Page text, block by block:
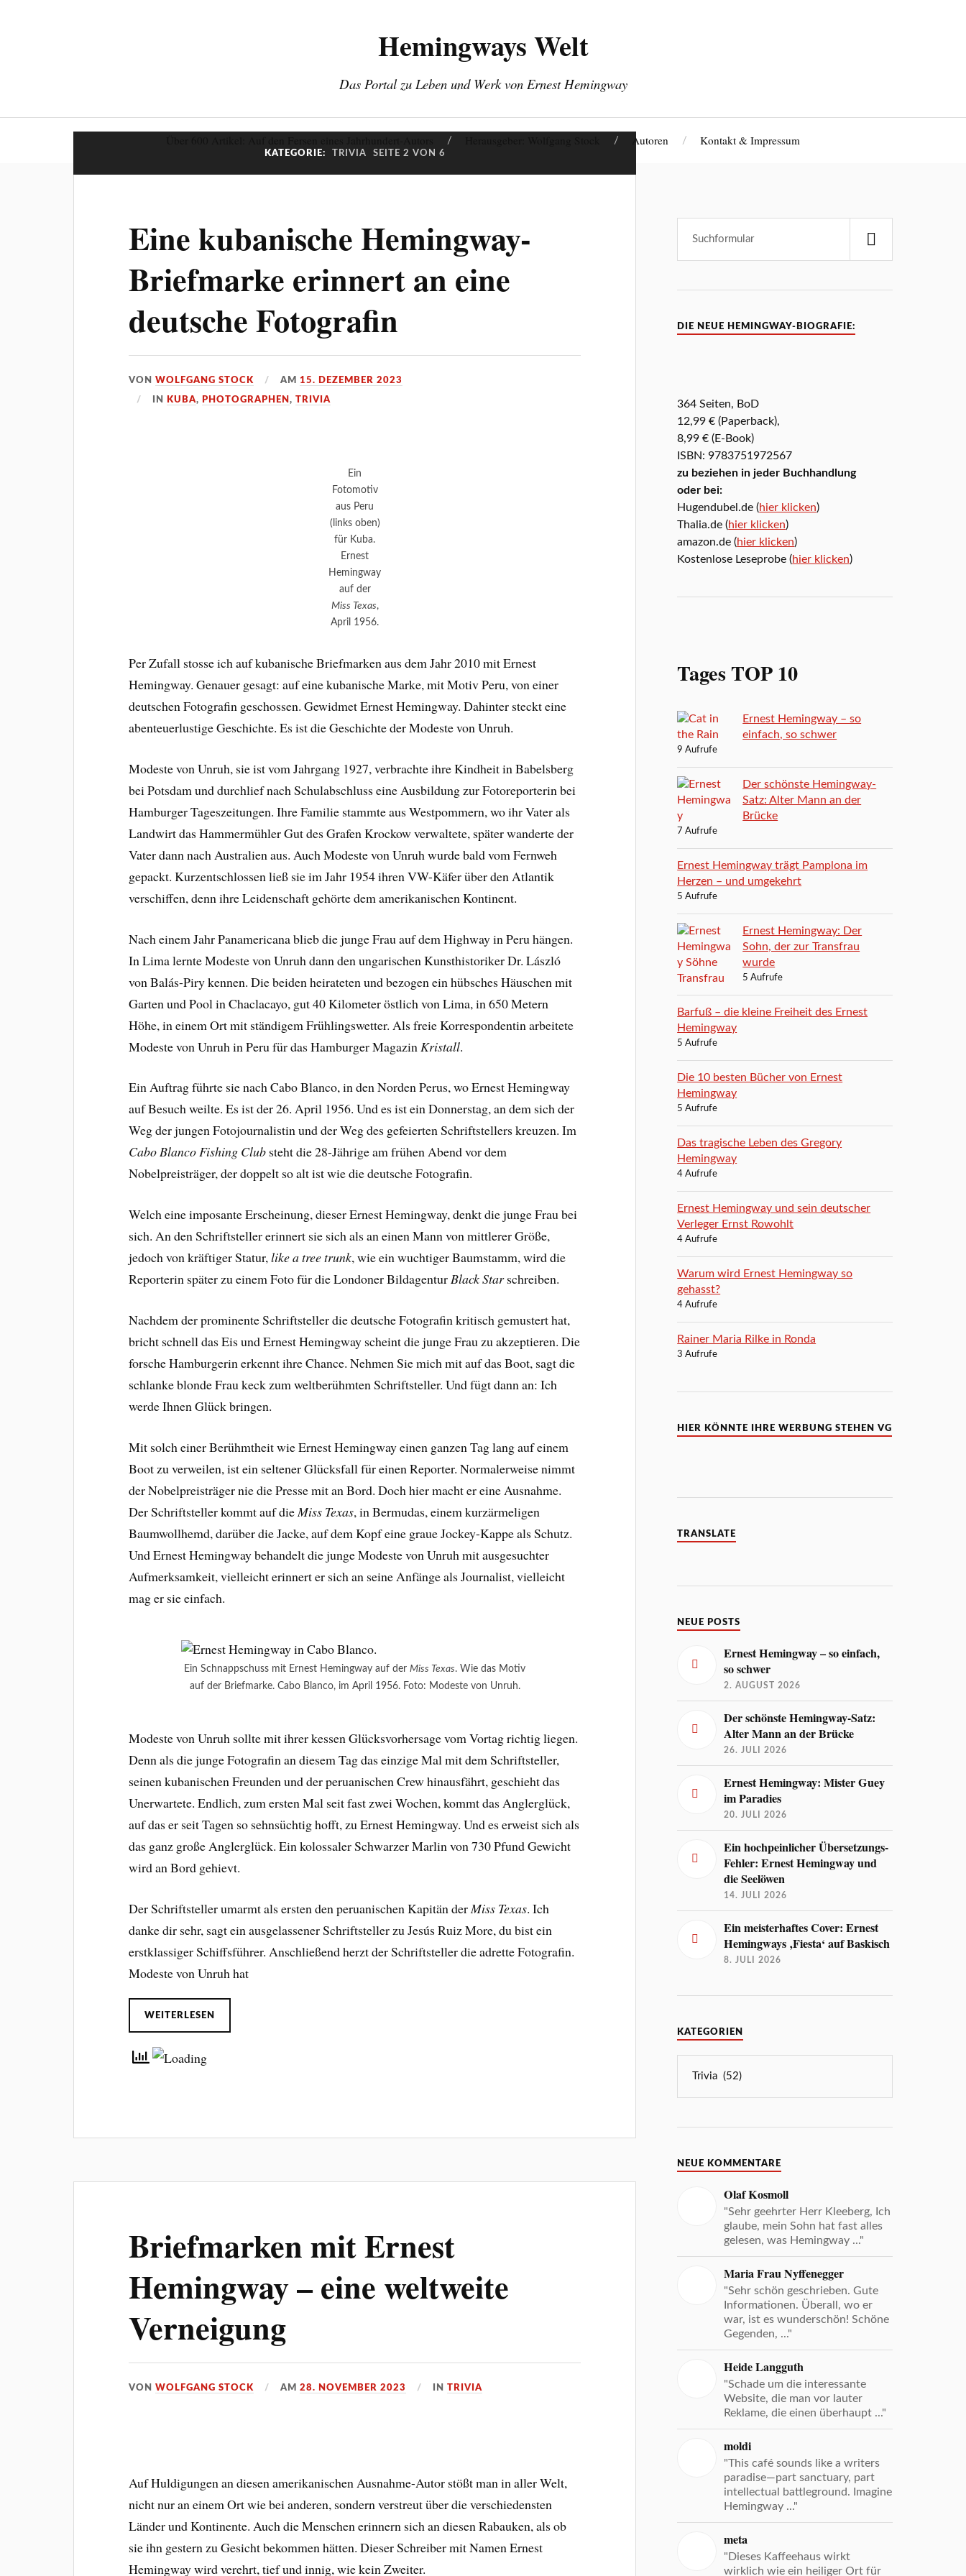
Hemingways Welt
Das Portal zu Leben und Werk von Ernest Hemingway
Autoren Kontakt & Impressum
KATEGORIE: TRIVIA SEITE 2 VON 6
Eine kubanische Hemingway-
Briefmarke erinnert an eine
deutsche Fotografin
VONWOLFGANG STOCK AM15. DEZEMBER 2023
IN KUBA, PHOTOGRAPHEN,TRIVIA
Ein
Fotomotiv
aus Peru
(links oben)
für Kuba.
Ernest
Hemingway
auf der
Miss Texas,
April 1956.
Per Zufall stosse ich auf kubanische Briefmarken aus dem Jahr 2010 mit Ernest
Hemingway. Genauer gesagt: auf eine kubanische Marke, mit Motiv Peru, von einer
deutschen Fotografin geschossen. Gewidmet Ernest Hemingway. Dahinter steckt eine
abenteuerlustige Geschichte. Es ist die Geschichte der Modeste von Unruh.
Modeste von Unruh, sie ist vom Jahrgang 1927, verbrachte ihre Kindheit in Babelsberg
bei Potsdam und durchlief nach Schulabschluss eine Ausbildung zur Fotoreporterin bei
Hamburger Tageszeitungen. Ihre Familie stammte aus Westpommern, wo ihr Vater als
Landwirt das Hammermühler Gut des Grafen Krockow verwaltete, später wanderte der
Vater dann nach Australien aus. Auch Modeste von Unruh wurde bald vom Fernweh
gepackt. Kurzentschlossen ließ sie im Jahr 1954 ihren VW-Käfer über den Atlantik
verschiffen, denn ihre Leidenschaft gehörte dem amerikanischen Kontinent.
Nach einem Jahr Panamericana blieb die junge Frau auf dem Highway in Peru hängen.
In Lima lernte Modeste von Unruh dann den ungarischen Kunsthistoriker Dr. László
von Balás-Piry kennen. Die beiden heirateten und bezogen ein hübsches Häuschen mit
Garten und Pool in Chaclacayo, gut 40 Kilometer östlich von Lima, in 650 Metern
Höhe, in einem Ort mit ständigem Frühlingswetter. Als freie Korrespondentin arbeitete
Modeste von Unruh in Peru für das Hamburger Magazin Kristall.
Ein Auftrag führte sie nach Cabo Blanco, in den Norden Perus, wo Ernest Hemingway
auf Besuch weilte. Es ist der 26. April 1956. Und es ist ein Donnerstag, an dem sich der
Weg der jungen Fotojournalistin und der Weg des gefeierten Schriftstellers kreuzen. Im
Cabo BlancoFishing Club steht die 28-Jährige am frühen Abend vor dem
Nobelpreisträger, der doppelt so alt ist wie die deutsche Fotografin.
Welch eine imposante Erscheinung, dieser Ernest Hemingway, denkt die junge Frau bei
sich. An den Schriftsteller erinnert sie sich als an einen Mann von mittlerer Größe,
jedoch von kräftiger Statur,like a tree trunk, wie ein wuchtiger Baumstamm, wird die
Reporterin später zu einem Foto für die Londoner BildagenturBlack Starschreiben.
Nachdem der prominente Schriftsteller die deutsche Fotografin kritisch gemustert hat,
bricht schnell das Eis und Ernest Hemingway scheint die junge Frau zu akzeptieren. Die
forsche Hamburgerin erkennt ihre Chance. Nehmen Sie mich mit auf das Boot, sagt die
schlanke blonde Frau keck zum weltberühmten Schriftsteller. Und fügt dann an: Ich
werde Ihnen Glück bringen.
Mit solch einer Berühmtheit wie Ernest Hemingway einen ganzen Tag lang auf einem
Boot zu verweilen, ist ein seltener Glücksfall für einen Reporter. Normalerweise nimmt
der Nobelpreisträger nie die Presse mit an Bord. Doch hier macht er eine Ausnahme.
Der Schriftsteller kommt auf die Miss Texas, in Bermudas, einem kurzärmeligen
Baumwollhemd, darüber die Jacke, auf dem Kopf eine graue Jockey-Kappe als Schutz.
Und Ernest Hemingway behandelt die junge Modeste von Unruh mit ausgesuchter
Aufmerksamkeit, vielleicht erinnert er sich an seine Anfänge als Journalist, vielleicht
mag er sie einfach.
Ein Schnappschuss mit Ernest Hemingway auf derMiss Texas. Wie das Motiv
auf der Briefmarke. Cabo Blanco, im April 1956. Foto: Modeste von Unruh.
Modeste von Unruh sollte mit ihrer kessen Glücksvorhersage vom Vortag richtig liegen.
Denn als die junge Fotografin an diesem Tag das einzige Mal mit dem Schriftsteller,
seinen kubanischen Freunden und der peruanischen Crew hinausfährt, geschieht das
Unerwartete. Endlich, zum ersten Mal seit fast zwei Wochen, kommt das Anglerglück,
auf das er seit Tagen so sehnsüchtig hofft, zu Ernest Hemingway. Und es erweist sich als
das ganz große Anglerglück. Ein kolossaler Schwarzer Marlin von 730 Pfund Gewicht
wird an Bord gehievt.
Der Schriftsteller umarmt als ersten den peruanischen Kapitän der Miss Texas. Ich
danke dir sehr, sagt ein ausgelassener Schriftsteller zu Jesús Ruiz More, du bist ein
erstklassiger Schiffsführer. Anschließend herzt der Schriftsteller die adrette Fotografin.
Modeste von Unruh hat
WEITERLESEN
Briefmarken mit Ernest
Hemingway – eine weltweite
Verneigung
VONWOLFGANG STOCK AM28. NOVEMBER 2023 INTRIVIA
Auf Huldigungen an diesen amerikanischen Ausnahme-Autor stößt man in aller Welt,
nicht nur an einem Ort wie bei anderen, sondern verstreut über die verschiedensten
Länder und Kontinente. Auch die Menschen erinnern sich an diesen Rabauken, als ob
sie ihn gestern zu Gesicht bekommen hätten. Dieser Schreiber mit Namen Ernest
Hemingway wird verehrt, tief und innig, wie kein Zweiter.
DIE NEUE HEMINGWAY-BIOGRAFIE:
364 Seiten, BoD
12,99 € (Paperback),
8,99 € (E-Book)
ISBN: 9783751972567
zu beziehen in jeder Buchhandlung
oder bei:
Hugendubel.de (hier klicken)
Thalia.de (hier klicken)
amazon.de (hier klicken)
Kostenlose Leseprobe (hier klicken)
Tages TOP 10
Ernest Hemingway – so
einfach, so schwer
9 Aufrufe
Der schönste Hemingway-
Satz: Alter Mann an der
Brücke
7 Aufrufe
Ernest Hemingway trägt Pamplona im
Herzen – und umgekehrt
5 Aufrufe
Ernest Hemingway: Der
Sohn, der zur Transfrau
wurde
5 Aufrufe
Barfuß – die kleine Freiheit des Ernest
Hemingway
5 Aufrufe
Die 10 besten Bücher von Ernest
Hemingway
5 Aufrufe
Das tragische Leben des Gregory
Hemingway
4 Aufrufe
Ernest Hemingway und sein deutscher
Verleger Ernst Rowohlt
4 Aufrufe
Warum wird Ernest Hemingway so
gehasst?
4 Aufrufe
Rainer Maria Rilke in Ronda
3 Aufrufe
HIER KÖNNTE IHRE WERBUNG STEHEN VG
TRANSLATE
NEUE POSTS
Ernest Hemingway – so einfach,
so schwer
2. AUGUST 2026
Der schönste Hemingway-Satz:
Alter Mann an der Brücke
26. JULI 2026
Ernest Hemingway: Mister Guey
im Paradies
20. JULI 2026
Ein hochpeinlicher Übersetzungs-
Fehler: Ernest Hemingway und
die Seelöwen
14. JULI 2026
Ein meisterhaftes Cover: Ernest
Hemingways ‚Fiesta‘ auf Baskisch
8. JULI 2026
KATEGORIEN
NEUE KOMMENTARE
Olaf Kosmoll
"Sehr geehrter Herr Kleeberg, Ich
glaube, mein Sohn hat fast alles
gelesen, was Hemingway ..."
Maria Frau Nyffenegger
"Sehr schön geschrieben. Gute
Informationen. Überall, wo er
war, ist es wunderschön! Schöne
Gegenden, ..."
Heide Langguth
"Schade um die interessante
Website, die man vor lauter
Reklame, die einen überhaupt ..."
moldi
"This café sounds like a writers
paradise—part sanctuary, part
intellectual battleground. Imagine
Hemingway ..."
meta
"Dieses Kaffeehaus wirkt
wirklich wie ein heiliger Ort für